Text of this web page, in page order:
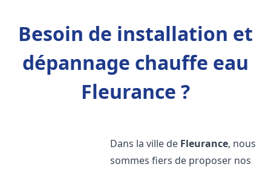
Besoin de installation et
dépannage chauffe eau
Fleurance ?
Dans la ville de Fleurance, nous
sommes fiers de proposer nos